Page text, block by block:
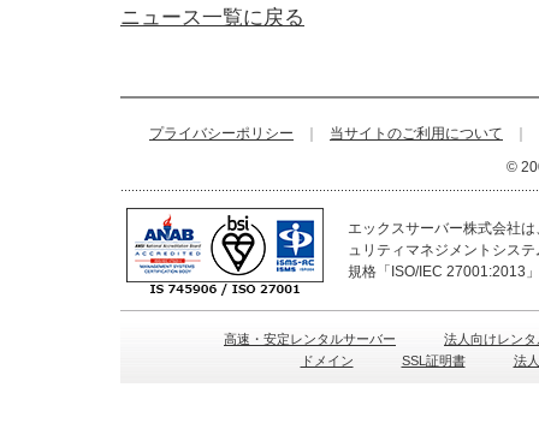
ニュース一覧に戻る
プライバシーポリシー 当サイトのご利用について
©
エックスサーバー株式会社
ュリティマネジメントシス
規格「ISO/IEC 27001:2013
高速・安定レンタルサーバー
法人向けレン
ドメイン
SSL証明書 法